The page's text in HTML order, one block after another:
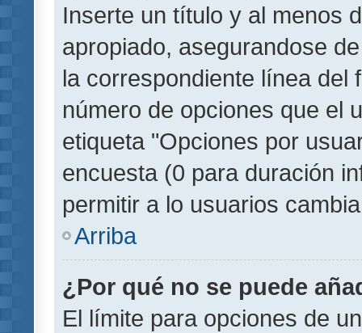
Inserte un título y al menos
apropiado, asegurandose
la correspondiente línea del
número de opciones que el
etiqueta "Opciones por
encuesta (0 para duración
permitir a lo usuarios
Arriba
¿Por qué no se puede
El límite para opciones de